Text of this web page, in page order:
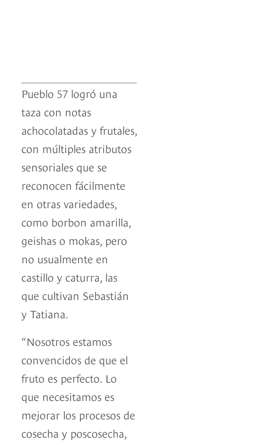
Pueblo 57 logró una
taza con notas
achocolatadas y frutales,
con múltiples atributos
sensoriales que se
reconocen fácilmente
en otras variedades,
como borbon amarilla,
geishas o mokas, pero
no usualmente en
castillo y caturra, las
que cultivan Sebastián
y Tatiana.
“Nosotros estamos
convencidos de que el
fruto es perfecto. Lo
que necesitamos es
mejorar los procesos de
cosecha y poscosecha,